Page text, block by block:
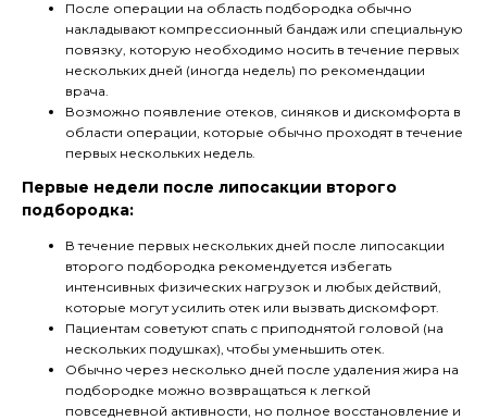
После операции на область подбородка обычно
накладывают компрессионный бандаж или специальную
повязку, которую необходимо носить в течение первых
нескольких дней (иногда недель) по рекомендации
врача.
Возможно появление отеков, синяков и дискомфорта в
области операции, которые обычно проходят в течение
первых нескольких недель.
Первые недели после липосакции второго
подбородка:
В течение первых нескольких дней после липосакции
второго подбородка рекомендуется избегать
интенсивных физических нагрузок и любых действий,
которые могут усилить отек или вызвать дискомфорт.
Пациентам советуют спать с приподнятой головой (на
нескольких подушках), чтобы уменьшить отек.
Обычно через несколько дней после удаления жира на
подбородке можно возвращаться к легкой
повседневной активности, но полное восстановление и